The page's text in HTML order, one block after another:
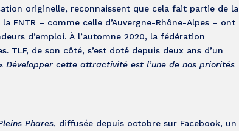
originelle, reconnaissent que cela fait partie de la
FNTR – comme celle d’Auvergne-Rhône-Alpes – ont
d’emploi. À l’automne 2020, la fédération
TLF, de son côté, s’est doté depuis deux ans d’un
Développer cette attractivité est l’une de nos priorités
Phares, diffusée depuis octobre sur Facebook, un